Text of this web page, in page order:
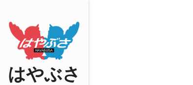
はやぶさ